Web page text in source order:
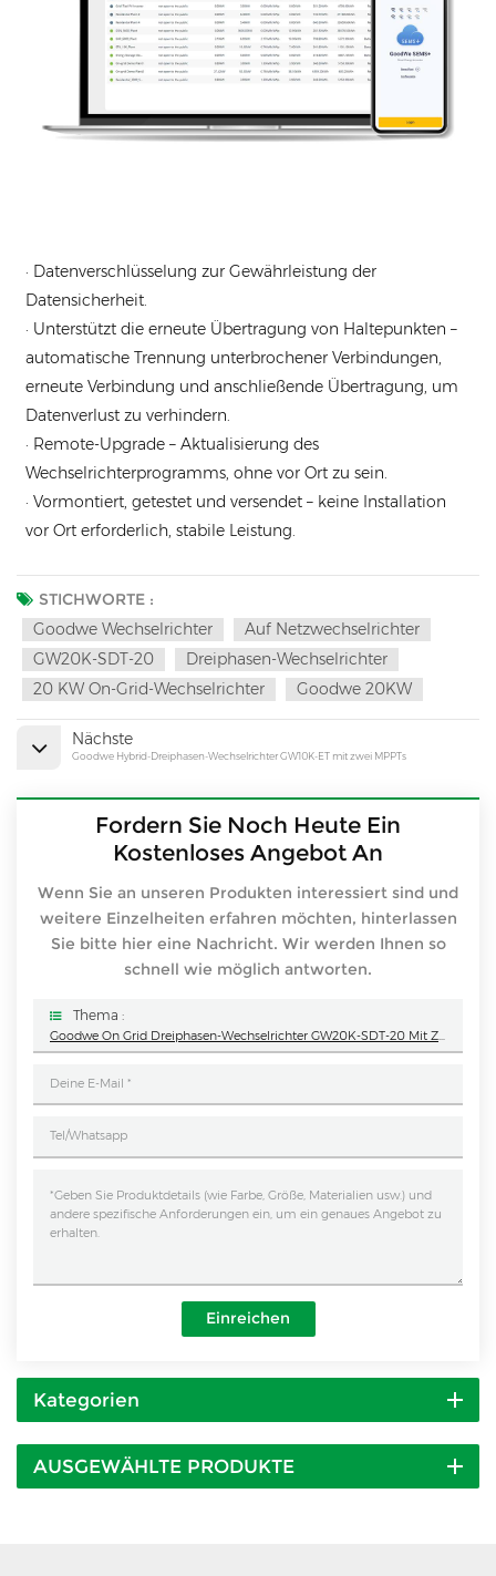
· Datenverschlüsselung zur Gewährleistung der
Datensicherheit.
· Unterstützt die erneute Übertragung von Haltepunkten –
automatische Trennung unterbrochener Verbindungen,
erneute Verbindung und anschließende Übertragung, um
Datenverlust zu verhindern.
· Remote-Upgrade – Aktualisierung des
Wechselrichterprogramms, ohne vor Ort zu sein.
· Vormontiert, getestet und versendet – keine Installation
vor Ort erforderlich, stabile Leistung.
STICHWORTE :
Goodwe Wechselrichter
Auf Netzwechselrichter
GW20K-SDT-20
Dreiphasen-Wechselrichter
20 KW On-Grid-Wechselrichter
Goodwe 20KW
Nächste
Goodwe Hybrid-Dreiphasen-Wechselrichter GW10K-ET mit zwei MPPTs
Fordern Sie Noch Heute Ein
Kostenloses Angebot An
Wenn Sie an unseren Produkten interessiert sind und
weitere Einzelheiten erfahren möchten, hinterlassen
Sie bitte hier eine Nachricht. Wir werden Ihnen so
schnell wie möglich antworten.
Thema :
Goodwe On Grid Dreiphasen-Wechselrichter GW20K-SDT-20 Mit Zwei MPPTs
Einreichen
Kategorien
AUSGEWÄHLTE PRODUKTE